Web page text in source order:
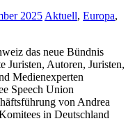
2025 Aktuell, Europa,
das neue Bündnis
Juristen, Autoren, Juristen,
Medienexperten
Speech Union
von Andrea
in Deutschland